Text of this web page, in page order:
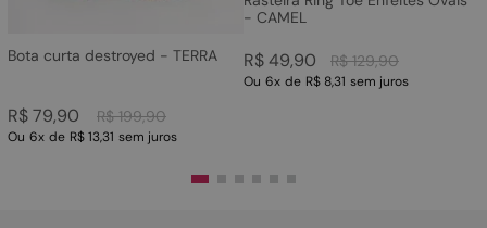
Bota curta destroyed - TERRA
R$ 199,90
R$79,90
Ou 6x de R$ 13,31 sem juros
- CAMEL
R$ 129,90
R$49,90
Ou 6x de R$ 8,31 sem juros